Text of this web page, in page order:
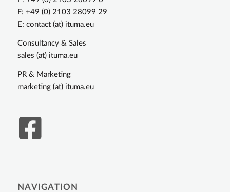
F: +49 (0) 2103 28099 29
E: contact (at) ituma.eu
Consultancy & Sales
sales (at) ituma.eu
PR & Marketing
marketing (at) ituma.eu
NAVIGATION